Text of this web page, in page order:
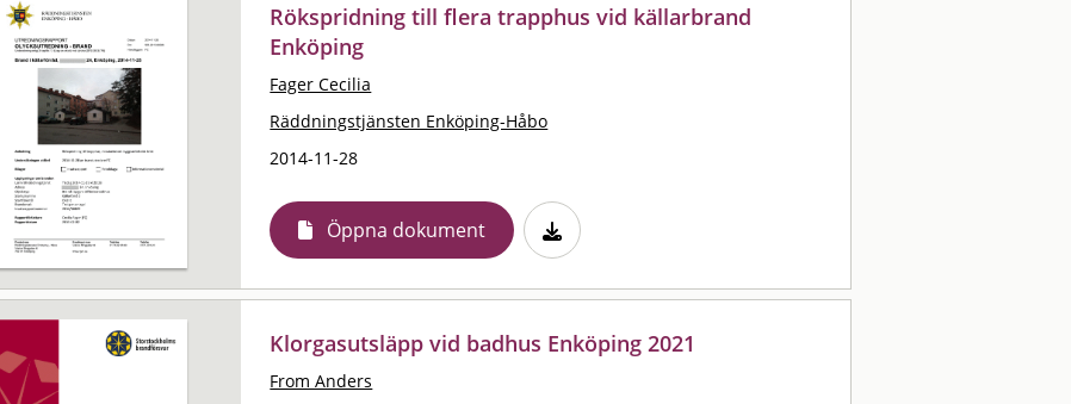
Rökspridning till flera trapphus vid källarbrand
Enköping
Fager Cecilia
Räddningstjänsten Enköping-Håbo
2014-11-28
Öppna dokument
Klorgasutsläpp vid badhus Enköping 2021
From Anders